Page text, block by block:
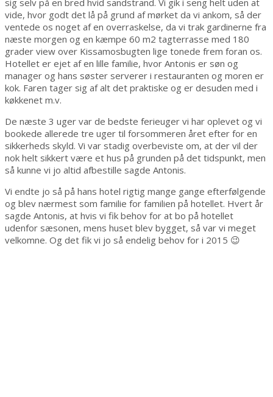
sig selv på en bred hvid sandstrand. Vi gik i seng helt uden at
vide, hvor godt det lå på grund af mørket da vi ankom, så der
ventede os noget af en overraskelse, da vi trak gardinerne fra
næste morgen og en kæmpe 60 m2 tagterrasse med 180
grader view over Kissamosbugten lige tonede frem foran os.
Hotellet er ejet af en lille familie, hvor Antonis er søn og
manager og hans søster serverer i restauranten og moren er
kok. Faren tager sig af alt det praktiske og er desuden med i
køkkenet m.v.
De næste 3 uger var de bedste ferieuger vi har oplevet og vi
bookede allerede tre uger til forsommeren året efter for en
sikkerheds skyld. Vi var stadig overbeviste om, at der vil der
nok helt sikkert være et hus på grunden på det tidspunkt, men
så kunne vi jo altid afbestille sagde Antonis.
Vi endte jo så på hans hotel rigtig mange gange efterfølgende
og blev nærmest som familie for familien på hotellet. Hvert år
sagde Antonis, at hvis vi fik behov for at bo på hotellet
udenfor sæsonen, mens huset blev bygget, så var vi meget
velkomne. Og det fik vi jo så endelig behov for i 2015 😉